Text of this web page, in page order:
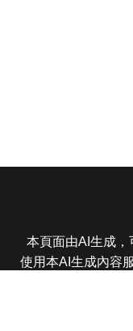
本頁面由AI生成，
使用本AI生成內容